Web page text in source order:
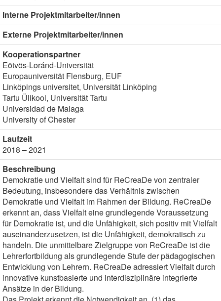
Interne Projektmitarbeiter/innen
Externe Projektmitarbeiter/innen
Kooperationspartner
Eötvös-Loránd-Universität
Europauniversität Flensburg, EUF
Linköpings universitet, Universität Linköping
Tartu Ülikool, Universität Tartu
Universidad de Malaga
University of Chester
Laufzeit
2018 – 2021
Beschreibung
Demokratie und Vielfalt sind für ReCreaDe von zentraler
Bedeutung, insbesondere das Verhältnis zwischen
Demokratie und Vielfalt im Rahmen der Bildung. ReCreaDe
erkennt an, dass Vielfalt eine grundlegende Voraussetzung
für Demokratie ist, und die Unfähigkeit, sich positiv mit Vielfalt
auseinanderzusetzen, ist die Unfähigkeit, demokratisch zu
handeln. Die unmittelbare Zielgruppe von ReCreaDe ist die
Lehrerfortbildung als grundlegende Stufe der pädagogischen
Entwicklung von Lehrern. ReCreaDe adressiert Vielfalt durch
innovative kunstbasierte und interdisziplinäre integrierte
Ansätze in der Bildung.